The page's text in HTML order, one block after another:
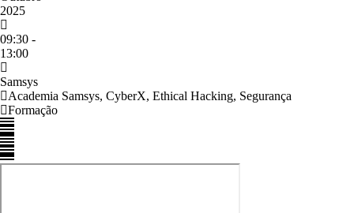
2025
09:30 -
13:00
Samsys
Academia Samsys, CyberX, Ethical Hacking, Segurança
Formação